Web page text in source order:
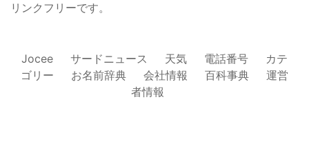
リンクフリーです。
Jocee サードニュース 天気 電話番号
カテ
ゴリー
お名前辞典 会社情報 百科事典
運営
者情報